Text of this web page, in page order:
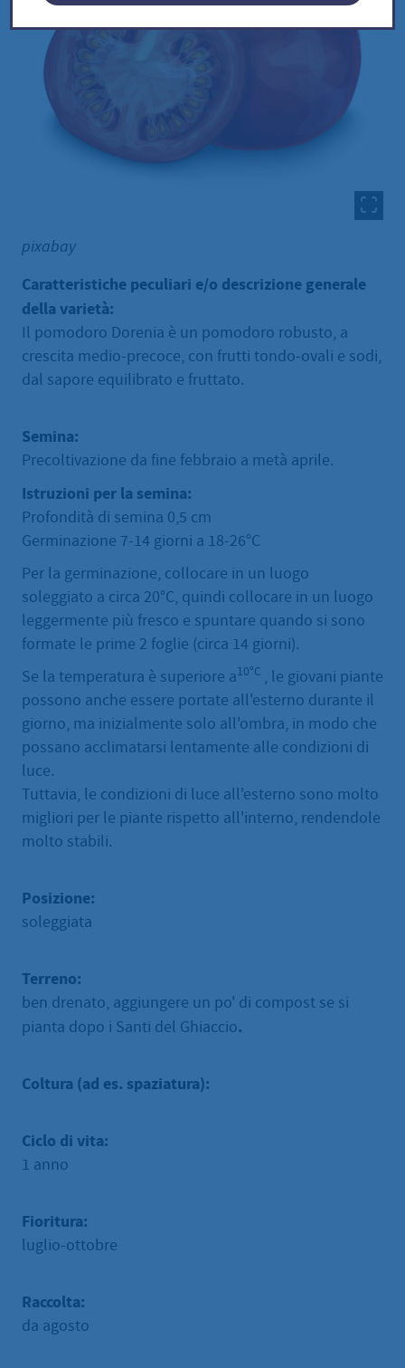
pixabay
Caratteristiche peculiari e/o descrizione generale
della varietà:
Il pomodoro Dorenia è un pomodoro robusto, a
crescita medio-precoce, con frutti tondo-ovali e sodi,
dal sapore equilibrato e fruttato.
Semina:
Precoltivazione da fine febbraio a metà aprile.
Istruzioni per la semina:
Profondità di semina 0,5 cm
Germinazione 7-14 giorni a 18-26°C
Per la germinazione, collocare in un luogo
soleggiato a circa 20°C, quindi collocare in un luogo
leggermente più fresco e spuntare quando si sono
formate le prime 2 foglie (circa 14 giorni).
Se la temperatura è superiore a10°C , le giovani piante
possono anche essere portate all'esterno durante il
giorno, ma inizialmente solo all'ombra, in modo che
possano acclimatarsi lentamente alle condizioni di
luce.
Tuttavia, le condizioni di luce all'esterno sono molto
migliori per le piante rispetto all'interno, rendendole
molto stabili.
Posizione:
soleggiata
Terreno:
ben drenato, aggiungere un po' di compost se si
pianta dopo i Santi del Ghiaccio.
Coltura (ad es. spaziatura):
Ciclo di vita:
1 anno
Fioritura:
luglio-ottobre
Raccolta:
da agosto